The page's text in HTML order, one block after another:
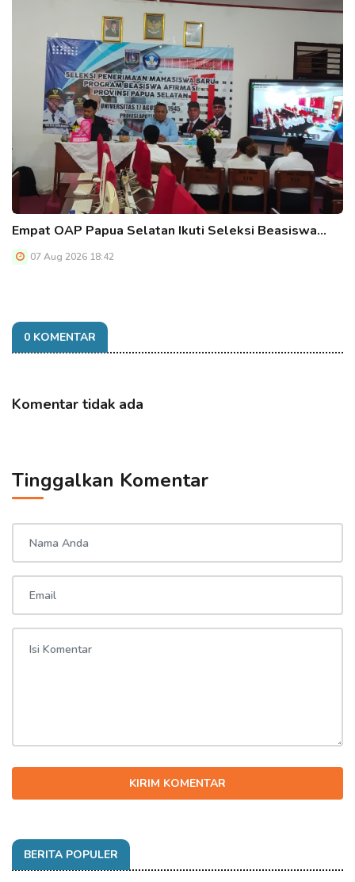
Empat OAP Papua Selatan Ikuti Seleksi Beasiswa…
07 Aug 2026 18:42
0 KOMENTAR
Komentar tidak ada
Tinggalkan Komentar
KIRIM KOMENTAR
BERITA POPULER